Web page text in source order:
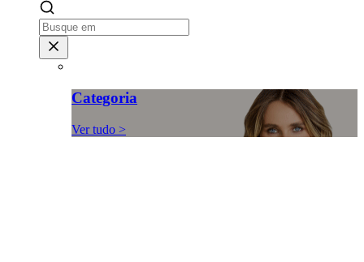
Categoria
Ver tudo >